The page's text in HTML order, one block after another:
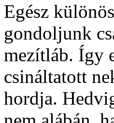
Egész
gondoljunk
mezítláb. Így
csináltatott
hordja.